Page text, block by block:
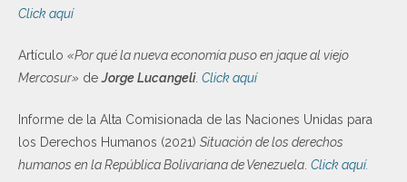
Click aquí
Artículo «Por qué la nueva economía puso en jaque al viejo
Mercosur» deJorge Lucangeli. Click aquí
Informe de la Alta Comisionada de las Naciones Unidas para
los Derechos Humanos (2021) Situación de los derechos
humanos en la República Bolivariana de Venezuela. Click aquí.